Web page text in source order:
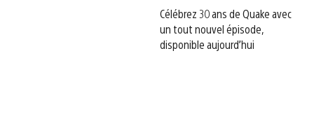
Célébrez 30 ans de Quake avec
un tout nouvel épisode,
disponible aujourd’hui